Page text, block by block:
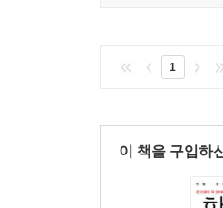
1
이 책을 구입하